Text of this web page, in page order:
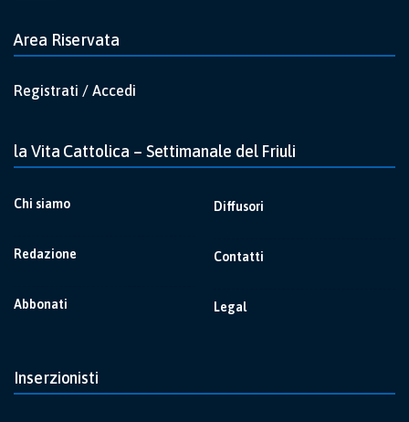
Area Riservata
Registrati / Accedi
la Vita Cattolica – Settimanale del Friuli
Chi siamo
Redazione
Abbonati
Diffusori
Contatti
Legal
Inserzionisti